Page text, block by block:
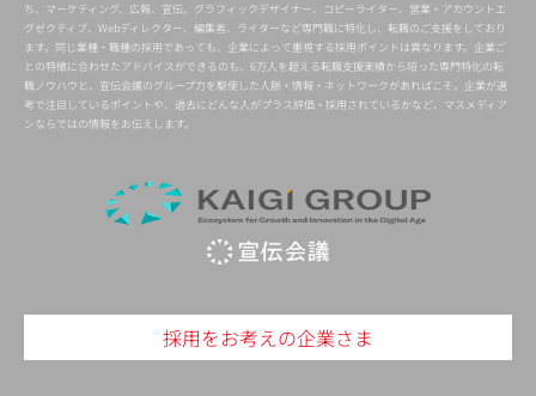
ち、マーケティング、広報、宣伝、グラフィックデザイナー、コピーライター、営業・アカウントエ
グゼクティブ、Webディレクター、編集者、ライターなど専門職に特化し、転職のご支援をしており
ます。同じ業種・職種の採用であっても、企業によって重視する採用ポイントは異なります。企業ご
との特徴に合わせたアドバイスができるのも、6万人を超える転職支援実績から培った専門特化の転
職ノウハウと、宣伝会議のグループ力を駆使した人脈・情報・ネットワークがあればこそ。企業が選
考で注目しているポイントや、過去にどんな人がプラス評価・採用されているかなど、マスメディア
ンならではの情報をお伝えします。
採用をお考えの企業さま